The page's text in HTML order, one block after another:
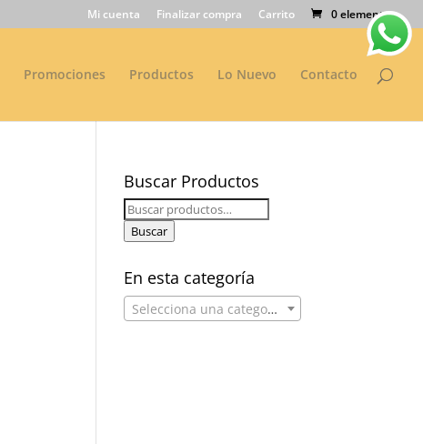
Mi cuenta Finalizar compra Carrito 0 elementos
Promociones Productos Lo Nuevo Contacto
Buscar Productos
Buscar
por:
Buscar
En esta categoría
Selecciona una categoría